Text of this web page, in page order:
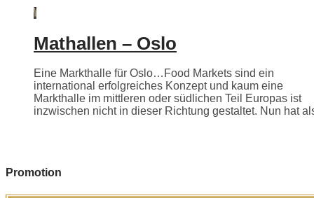
Mathallen – Oslo
Eine Markthalle für Oslo…Food Markets sind ein
international erfolgreiches Konzept und kaum eine
Markthalle im mittleren oder südlichen Teil Europas ist
inzwischen nicht in dieser Richtung gestaltet. Nun hat
Promotion